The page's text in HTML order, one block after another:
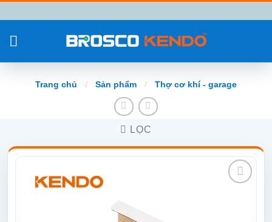
đến
nội
Trang chủ / Sản phẩm / Thợ cơ khí - garage
LỌC